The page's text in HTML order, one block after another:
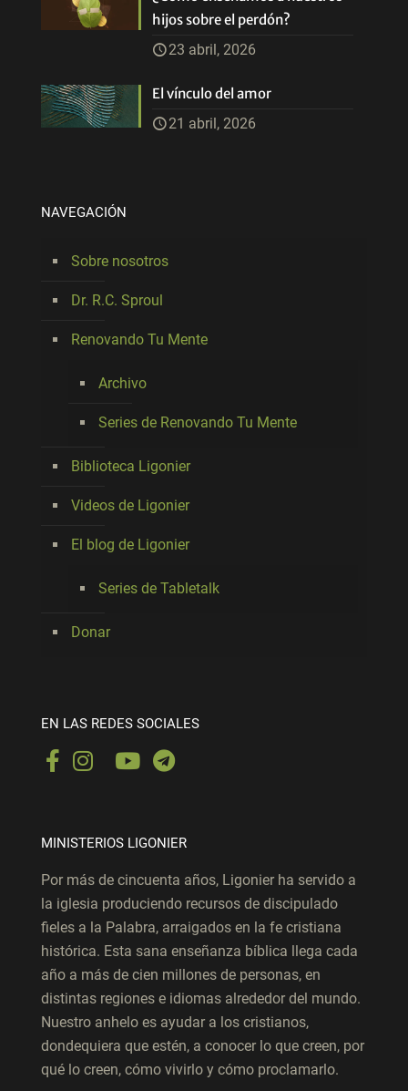
hijos sobre el perdón?
23 abril, 2026
El vínculo del amor
21 abril, 2026
NAVEGACIÓN
Sobre nosotros
Dr. R.C. Sproul
Renovando Tu Mente
Archivo
Series de Renovando Tu Mente
Biblioteca Ligonier
Videos de Ligonier
El blog de Ligonier
Series de Tabletalk
Donar
EN LAS REDES SOCIALES
MINISTERIOS LIGONIER
Por más de cincuenta años, Ligonier ha servido a
la iglesia produciendo recursos de discipulado
fieles a la Palabra, arraigados en la fe cristiana
histórica. Esta sana enseñanza bíblica llega cada
año a más de cien millones de personas, en
distintas regiones e idiomas alrededor del mundo.
Nuestro anhelo es ayudar a los cristianos,
dondequiera que estén, a conocer lo que creen, por
qué lo creen, cómo vivirlo y cómo proclamarlo.